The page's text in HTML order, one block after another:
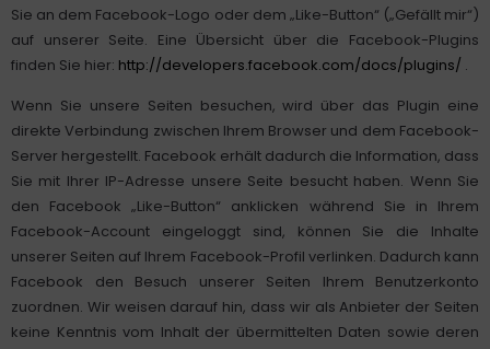
Sie an dem Facebook-Logo oder dem „Like-Button“ („Gefällt mir“)
auf unserer Seite. Eine Übersicht über die Facebook-Plugins
finden Sie hier: http://developers.facebook.com/docs/plugins/ .
Wenn Sie unsere Seiten besuchen, wird über das Plugin eine
direkte Verbindung zwischen Ihrem Browser und dem Facebook-
Server hergestellt. Facebook erhält dadurch die Information, dass
Sie mit Ihrer IP-Adresse unsere Seite besucht haben. Wenn Sie
den Facebook „Like-Button“ anklicken während Sie in Ihrem
Facebook-Account eingeloggt sind, können Sie die Inhalte
unserer Seiten auf Ihrem Facebook-Profil verlinken. Dadurch kann
Facebook den Besuch unserer Seiten Ihrem Benutzerkonto
zuordnen. Wir weisen darauf hin, dass wir als Anbieter der Seiten
keine Kenntnis vom Inhalt der übermittelten Daten sowie deren